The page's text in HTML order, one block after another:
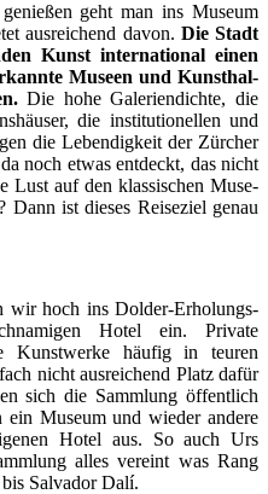
geht man ins Muse­um
aus­rei­chend davon. Die Stadt
Kunst inter­na­tio­nal einen
Muse­en und Kunst­hal­
Die hohe Gale­rien­dich­te, die
die insti­tu­tio­nel­len und
die Leben­dig­keit der Zür­cher
noch etwas ent­deckt, das nicht
Lust auf den klas­si­schen Muse­
Dann ist die­ses Rei­se­ziel genau
wir hoch ins Dol­der-Erho­lungs­
Hotel ein. Pri­va­te
Kunst­wer­ke häu­fig in teu­ren
nicht aus­rei­chend Platz dafür
sich die Samm­lung öffent­lich
ein Muse­um und wie­der ande­re
Hotel aus. So auch Urs
alles ver­eint was Rang
Sal­va­dor Dalí.